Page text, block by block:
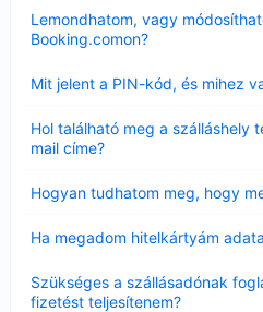
Lemondhatom, vagy
Booking.comon?
Mit jelent a PIN-kód, és mihez
Hol található meg a szálláshely
mail címe?
Hogyan tudhatom meg, hogy
Ha megadom hitelkártyám
Szükséges a szállásadónak
fizetést teljesítenem?